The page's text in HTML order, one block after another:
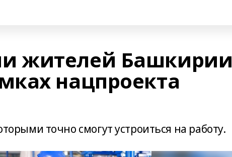
жителей Башкирии
нацпроекта
точно смогут устроиться на работу.